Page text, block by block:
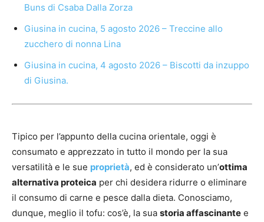
Buns di Csaba Dalla Zorza
Giusina in cucina, 5 agosto 2026 – Treccine allo
zucchero di nonna Lina
Giusina in cucina, 4 agosto 2026 – Biscotti da inzuppo
di Giusina.
Tipico per l’appunto della cucina orientale, oggi è
consumato e apprezzato in tutto il mondo per la sua
versatilità e le sue proprietà, ed è considerato un’ottima
alternativa proteica per chi desidera ridurre o eliminare
il consumo di carne e pesce dalla dieta. Conosciamo,
dunque, meglio il tofu: cos’è, la sua storia affascinante e